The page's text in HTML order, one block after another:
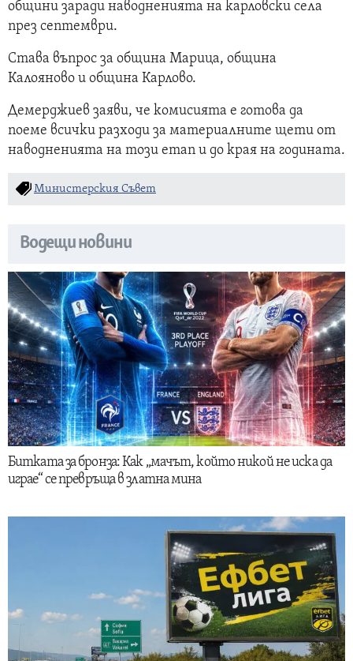
общини заради наводненията на карловски села
през септември.
Става въпрос за община Марица, община
Калояново и община Карлово.
Демерджиев заяви, че комисията е готова да
поеме всички разходи за материалните щети от
наводненията на този етап и до края на годината.
Министерския Съвет
Водещи новини
Битката за бронза: Как „мачът, който никой не иска да
играе“ се превръща в златна мина